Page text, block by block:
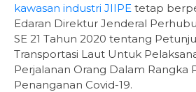
kawasan industri JIIPE tetap
Edaran Direktur Jenderal
SE 21 Tahun 2020 tentang
Transportasi Laut Untuk
Perjalanan Orang Dalam Rangka
Penanganan Covid-19.